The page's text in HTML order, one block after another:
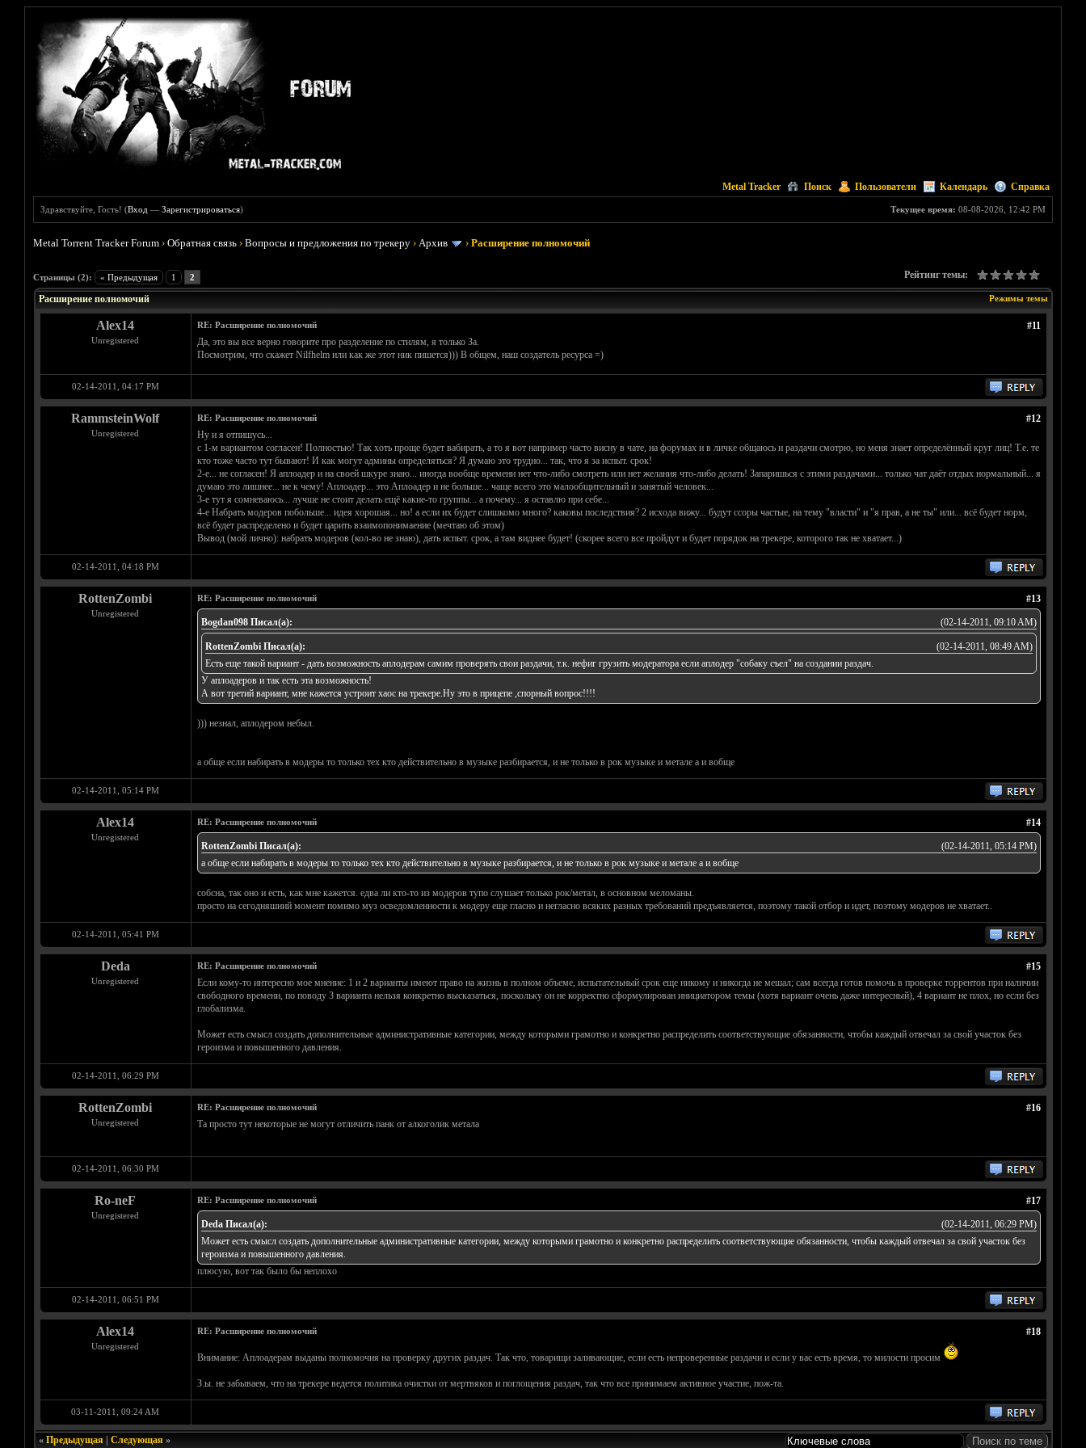
Metal Tracker Поиск Пользователи Календарь Справка
Текущее время: 08-08-2026, 12:42 PM
Здравствуйте, Гость! (Вход —Зарегистрироваться)
Metal Torrent Tracker Forum ›Обратная связь ›Вопросы и предложения по трекеру ›Архив ›Расширение полномочий
Страницы (2): « Предыдущая 1 2 Рейтинг темы:
Голосов: 0 - Средняя оценка: 0
1
2
3
4
5
Режимы темы
Расширение полномочий
Alex14
Unregistered
#11
RE: Расширение полномочий
Да, это вы все верно говорите про разделение по стилям, я только За.
Посмотрим, что скажет Nilfhelm или как же этот ник пишется))) В общем, наш создатель ресурса =)
02-14-2011, 04:17 PM
RammsteinWolf
Unregistered
#12
RE: Расширение полномочий
Ну и я отпишусь...
с 1-м вариантом согласен! Полностью! Так хоть проще будет вабирать, а то я вот например часто висну в чате, на форумах и в личке общаюсь и раздачи смотрю, но меня знает определённый круг лиц! Т.е. те
кто тоже часто тут бывают! И как могут админы определяться? Я думаю это трудно... так, что я за испыт. срок!
2-е... не согласен! Я аплоадер и на своей шкуре знаю... иногда вообще времени нет что-либо смотреть или нет желания что-либо делать! Запаришься с этими раздачами... только чат даёт отдых нормальный... я
думаю это лишнее... не к чему! Аплоадер... это Аплоадер и не больше... чаще всего это малообщительный и занятый человек...
3-е тут я сомневаюсь... лучше не стоит делать ещё какие-то группы... а почему... я оставлю при себе...
4-е Набрать модеров побольше... идея хорошая... но! а если их будет слишкомо много? каковы последствия? 2 исхода вижу... будут ссоры частые, на тему "власти" и "я прав, а не ты" или... всё будет норм,
всё будет распределено и будет царить взаимопонимаение (мечтаю об этом)
Вывод (мой лично): набрать модеров (кол-во не знаю), дать испыт. срок, а там виднее будет! (скорее всего все пройдут и будет порядок на трекере, которого так не хватает...)
02-14-2011, 04:18 PM
RottenZombi
Unregistered
#13
RE: Расширение полномочий
(02-14-2011, 09:10 AM)
Bogdan098 Писал(а):
(02-14-2011, 08:49 AM)
RottenZombi Писал(а):
Есть еще такой вариант - дать возможность аплодерам самим проверять свои раздачи, т.к. нефиг грузить модератора если аплодер "собаку съел" на создании раздач.
У аплоадеров и так есть эта возможность!
А вот третий вариант, мне кажется устроит хаос на трекере.Ну это в прицепе ,спорный вопрос!!!!
))) незнал, аплодером небыл.
а обще если набирать в модеры то только тех кто действительно в музыке разбирается, и не только в рок музыке и метале а и вобще
02-14-2011, 05:14 PM
Alex14
Unregistered
#14
RE: Расширение полномочий
(02-14-2011, 05:14 PM)
RottenZombi Писал(а):
а обще если набирать в модеры то только тех кто действительно в музыке разбирается, и не только в рок музыке и метале а и вобще
собсна, так оно и есть, как мне кажется. едва ли кто-то из модеров тупо слушает только рок/метал, в основном меломаны.
просто на сегодняшний момент помимо муз осведомленности к модеру еще гласно и негласно всяких разных требований предъявляется, поэтому такой отбор и идет, поэтому модеров не хватает..
02-14-2011, 05:41 PM
Deda
Unregistered
#15
RE: Расширение полномочий
Если кому-то интересно мое мнение: 1 и 2 варианты имеют право на жизнь в полном объеме, испытательный срок еще никому и никогда не мешал; сам всегда готов помочь в проверке торрентов при наличии
свободного времени, по поводу 3 варианта нельзя конкретно высказаться, поскольку он не корректно сформулирован инициатором темы (хотя вариант очень даже интересный), 4 вариант не плох, но если без
глобализма.
Может есть смысл создать дополнительные административные категории, между которыми грамотно и конкретно распределить соответствующие обязанности, чтобы каждый отвечал за свой участок без
героизма и повышенного давления.
02-14-2011, 06:29 PM
RottenZombi
Unregistered
#16
RE: Расширение полномочий
Та просто тут некоторые не могут отличить панк от алкоголик метала
02-14-2011, 06:30 PM
Ro-neF
Unregistered
#17
RE: Расширение полномочий
(02-14-2011, 06:29 PM)
Deda Писал(а):
Может есть смысл создать дополнительные административные категории, между которыми грамотно и конкретно распределить соответствующие обязанности, чтобы каждый отвечал за свой участок без
героизма и повышенного давления.
плюсую, вот так было бы неплохо
02-14-2011, 06:51 PM
Alex14
Unregistered
#18
RE: Расширение полномочий
Внимание: Аплоадерам выданы полномочия на проверку других раздач. Так что, товарищи заливающие, если есть непроверенные раздачи и если у вас есть время, то милости просим
З.ы. не забываем, что на трекере ведется политика очистки от мертвяков и поглощения раздач, так что все принимаем активное участие, пож-та.
03-11-2011, 09:24 AM
« Предыдущая| Следующая»